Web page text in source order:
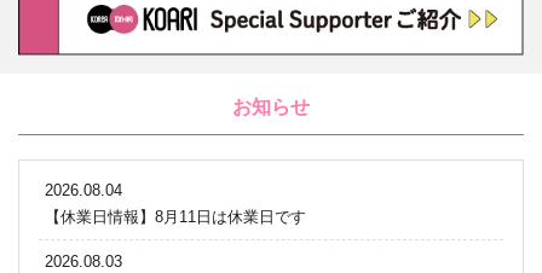
お知らせ
2026.08.04
【休業日情報】8月11日は休業日です
2026.08.03